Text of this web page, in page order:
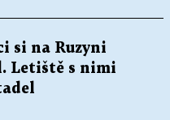
si na Ruzyni
Letiště s nimi